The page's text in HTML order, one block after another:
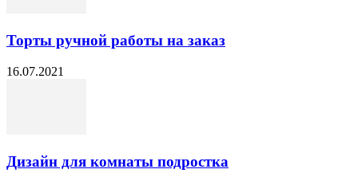
Торты ручной работы на заказ
16.07.2021
Дизайн для комнаты подростка